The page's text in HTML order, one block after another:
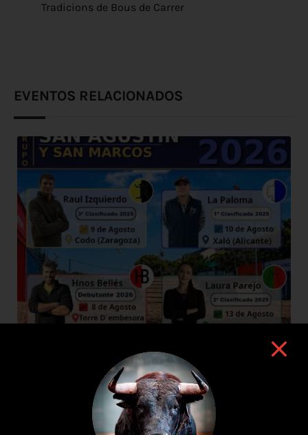
Tradicions de Bous de Carrer
EVENTOS RELACIONADOS
8 de agosto de 2026